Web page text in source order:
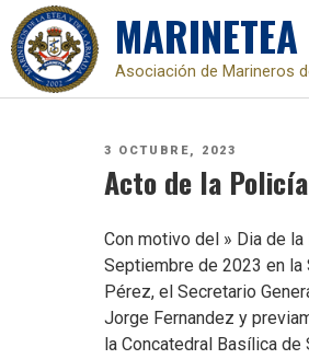
MARINETEA
Asociación de Marineros
PUBLICADO
3 OCTUBRE, 2023
Acto de la
Con motivo del » Dia de
Septiembre de 2023 en
Pérez, el Secretario
Jorge Fernandez y
la Concatedral Basílica de